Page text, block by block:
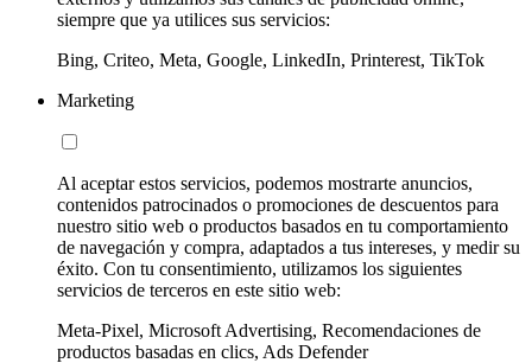
siempre que ya utilices sus servicios:
Bing, Criteo, Meta, Google, LinkedIn, Printerest, TikTok
Marketing
Al aceptar estos servicios, podemos mostrarte anuncios,
contenidos patrocinados o promociones de descuentos para
nuestro sitio web o productos basados en tu comportamiento
de navegación y compra, adaptados a tus intereses, y medir su
éxito. Con tu consentimiento, utilizamos los siguientes
servicios de terceros en este sitio web:
Meta-Pixel, Microsoft Advertising, Recomendaciones de
productos basadas en clics, Ads Defender